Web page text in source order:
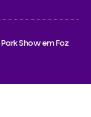
Show em Foz